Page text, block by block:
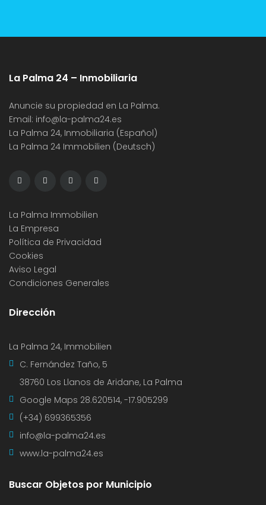
La Palma 24 – Inmobiliaria
Anuncie su propiedad en La Palma.
Email: info@la-palma24.es
La Palma 24, Inmobiliaria (Español)
La Palma 24 Immobilien (Deutsch)
La Palma Immobilien
La Empresa
Política de Privacidad
Cookies
Aviso Legal
Condiciones Generales
Dirección
La Palma 24, Immobilien
C. Fernández Taño, 5
38760 Los Llanos de Aridane, La Palma
Google Maps 28.620514, -17.905299
(+34) 699365356
info@la-palma24.es
www.la-palma24.es
Buscar Objetos por Municipio